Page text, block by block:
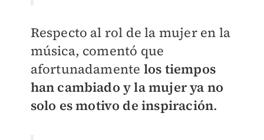
Respecto al rol de la mujer en la
música, comentó que
afortunadamente los tiempos
han cambiado y la mujer ya no
solo es motivo de inspiración.